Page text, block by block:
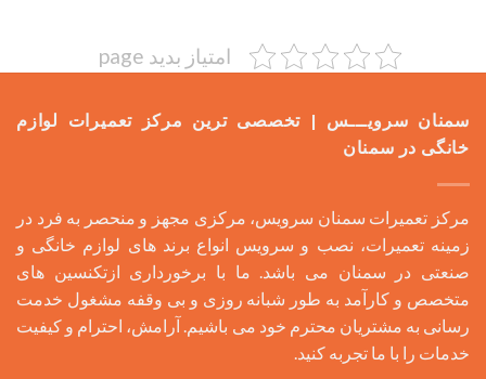
امتیاز بدید page
سمنان سرویـــس | تخصصی ترین مرکز تعمیرات لوازم
خانگی در سمنان
مرکز تعمیرات سمنان سرویس، مرکزی مجهز و منحصر به فرد در
زمینه تعمیرات، نصب و سرویس انواع برند های لوازم خانگی و
صنعتی در سمنان می باشد. ما با برخورداری ازتکنسین های
متخصص و کارآمد به طور شبانه روزی و بی وقفه مشغول خدمت
رسانی به مشتریان محترم خود می باشیم. آرامش، احترام و کیفیت
خدمات را با ما تجربه کنید.